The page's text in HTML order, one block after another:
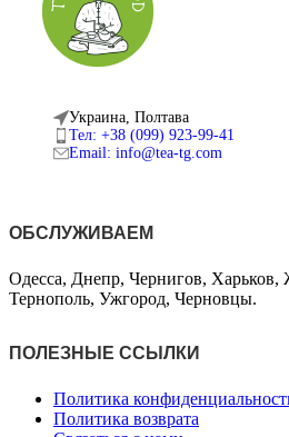
Украина, Полтава
Тел: +38 (099) 923-99-41
Email: info@tea-tg.com
ОБСЛУЖИВАЕМ
Одесса, Днепр, Чернигов,
Тернополь, Ужгород, Черновцы.
ПОЛЕЗНЫЕ ССЫЛКИ
Политика
Политика возврата